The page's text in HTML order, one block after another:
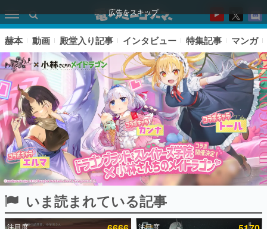
広告をスキップ
ピックアップ
赫本 動画 殿堂入り記事 インタビュー 特集記事 マンガ
いま読まれている記事
注目度 注目度